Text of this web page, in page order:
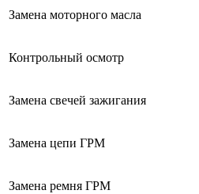
Замена моторного масла
Контрольный осмотр
Замена свечей зажигания
Замена цепи ГРМ
Замена ремня ГРМ